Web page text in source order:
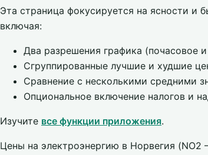
Эта страница фокусируется на ясности и
включая:
Два разрешения графика (почасовое
Сгруппированные лучшие и худшие
Сравнение с несколькими средними
Опциональное включение налогов и
Изучите все функции приложения.
Цены на электроэнергию в Норвегия